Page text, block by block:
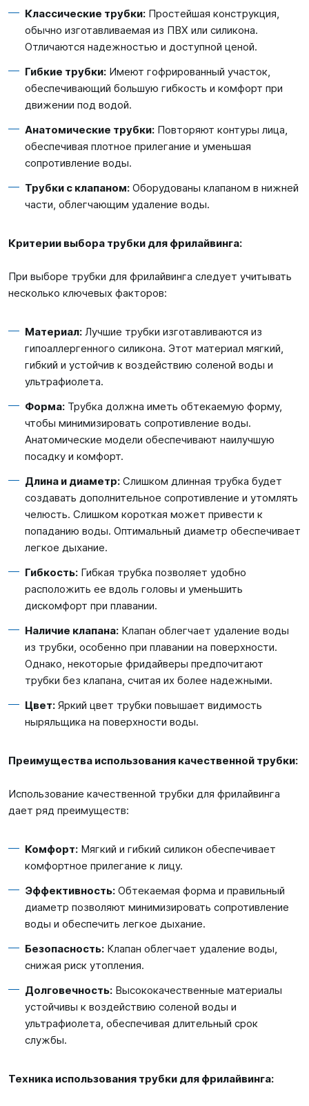
Классические трубки: Простейшая конструкция,
обычно изготавливаемая из ПВХ или силикона.
Отличаются надежностью и доступной ценой.
Гибкие трубки: Имеют гофрированный участок,
обеспечивающий большую гибкость и комфорт при
движении под водой.
Анатомические трубки: Повторяют контуры лица,
обеспечивая плотное прилегание и уменьшая
сопротивление воды.
Трубки с клапаном: Оборудованы клапаном в нижней
части, облегчающим удаление воды.
Критерии выбора трубки для фрилайвинга:
При выборе трубки для фрилайвинга следует учитывать
несколько ключевых факторов:
Материал: Лучшие трубки изготавливаются из
гипоаллергенного силикона. Этот материал мягкий,
гибкий и устойчив к воздействию соленой воды и
ультрафиолета.
Форма: Трубка должна иметь обтекаемую форму,
чтобы минимизировать сопротивление воды.
Анатомические модели обеспечивают наилучшую
посадку и комфорт.
Длина и диаметр: Слишком длинная трубка будет
создавать дополнительное сопротивление и утомлять
челюсть. Слишком короткая может привести к
попаданию воды. Оптимальный диаметр обеспечивает
легкое дыхание.
Гибкость: Гибкая трубка позволяет удобно
расположить ее вдоль головы и уменьшить
дискомфорт при плавании.
Наличие клапана: Клапан облегчает удаление воды
из трубки, особенно при плавании на поверхности.
Однако, некоторые фридайверы предпочитают
трубки без клапана, считая их более надежными.
Цвет: Яркий цвет трубки повышает видимость
ныряльщика на поверхности воды.
Преимущества использования качественной трубки:
Использование качественной трубки для фрилайвинга
дает ряд преимуществ:
Комфорт: Мягкий и гибкий силикон обеспечивает
комфортное прилегание к лицу.
Эффективность: Обтекаемая форма и правильный
диаметр позволяют минимизировать сопротивление
воды и обеспечить легкое дыхание.
Безопасность: Клапан облегчает удаление воды,
снижая риск утопления.
Долговечность: Высококачественные материалы
устойчивы к воздействию соленой воды и
ультрафиолета, обеспечивая длительный срок
службы.
Техника использования трубки для фрилайвинга: